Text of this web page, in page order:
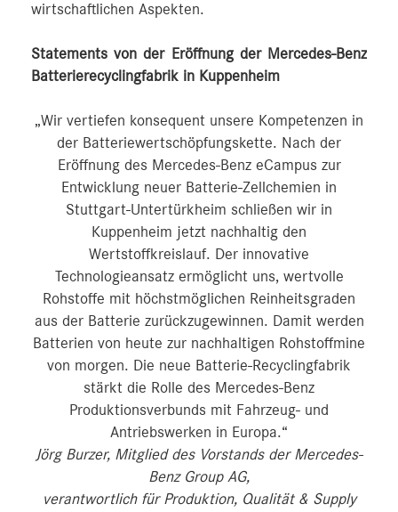
wirtschaftlichen Aspekten.
Statements von der Eröffnung der Mercedes-Benz
Batterierecyclingfabrik in Kuppenheim
„Wir vertiefen konsequent unsere Kompetenzen in
der Batteriewertschöpfungskette. Nach der
Eröffnung des Mercedes-Benz eCampus zur
Entwicklung neuer Batterie-Zellchemien in
Stuttgart-Untertürkheim schließen wir in
Kuppenheim jetzt nachhaltig den
Wertstoffkreislauf. Der innovative
Technologieansatz ermöglicht uns, wertvolle
Rohstoffe mit höchstmöglichen Reinheitsgraden
aus der Batterie zurückzugewinnen. Damit werden
Batterien von heute zur nachhaltigen Rohstoffmine
von morgen. Die neue Batterie-Recyclingfabrik
stärkt die Rolle des Mercedes-Benz
Produktionsverbunds mit Fahrzeug- und
Antriebswerken in Europa.“
Jörg Burzer, Mitglied des Vorstands der Mercedes-
Benz Group AG,
verantwortlich für Produktion, Qualität & Supply